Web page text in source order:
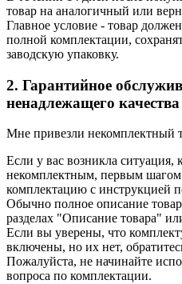
товар на аналогичный или
Главное условие - товар
полной комплектации,
заводскую упаковку.
2. Гарантийное
ненадлежащего качества
Мне привезли некомплектный
Если у вас возникла ситуация,
некомплектным, первым шагом
комплектацию с инструкцией
Обычно полное описание
разделах "Описание товара"
Если вы уверены, что
включены, но их нет,
Пожалуйста, не начинайте
вопроса по комплектации.